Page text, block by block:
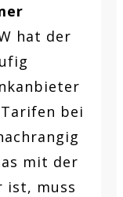
hat der
bei
mit der
ist, muss